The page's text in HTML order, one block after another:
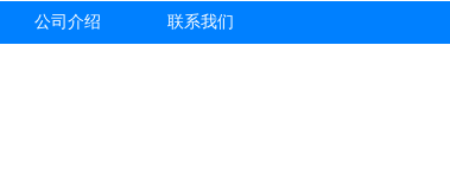
公司介绍 联系我们